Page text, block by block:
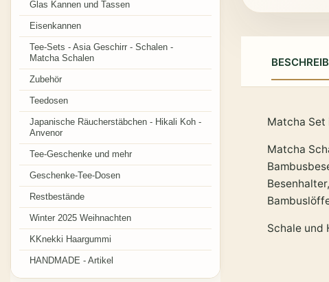
Matcha Set
Matcha
Besenhalter,
Schale und
Glas Kannen und Tassen
Eisenkannen
Tee-Sets - Asia Geschirr - Schalen -
Matcha Schalen
Zubehör
Teedosen
Japanische Räucherstäbchen - Hikali Koh -
Anvenor
Tee-Geschenke und mehr
Geschenke-Tee-Dosen
Restbestände
Winter 2025 Weihnachten
KKnekki Haargummi
HANDMADE - Artikel